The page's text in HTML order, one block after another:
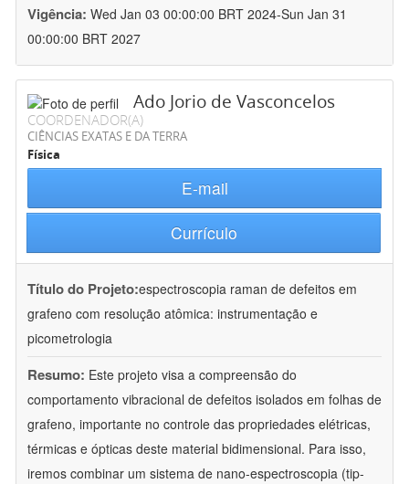
Vigência: Wed Jan 03 00:00:00 BRT 2024-Sun Jan 31
00:00:00 BRT 2027
Ado Jorio de Vasconcelos
COORDENADOR(A)
CIÊNCIAS EXATAS E DA TERRA
Física
E-mail
Currículo
Título do Projeto:espectroscopia raman de defeitos em
grafeno com resolução atômica: instrumentação e
picometrologia
Resumo: Este projeto visa a compreensão do
comportamento vibracional de defeitos isolados em folhas de
grafeno, importante no controle das propriedades elétricas,
térmicas e ópticas deste material bidimensional. Para isso,
iremos combinar um sistema de nano-espectroscopia (tip-